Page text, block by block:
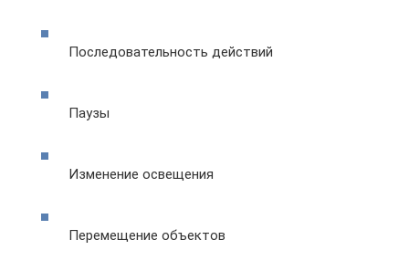
Последовательность действий
Паузы
Изменение освещения
Перемещение объектов